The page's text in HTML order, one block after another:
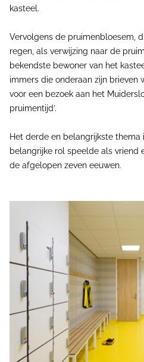
kasteel.
Vervolgens de pruimenbloesem,
regen, als verwijzing naar de
bekendste bewoner van het
immers die onderaan zijn brieven
voor een bezoek aan het
pruimentijd’.
Het derde en belangrijkste thema
belangrijke rol speelde als vriend
de afgelopen zeven eeuwen.